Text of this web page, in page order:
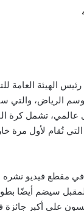
الهيئة العامة
الرياض، والتي
عالمي، تشمل كرة
تُقام لأول مرة
مقطع فيديو
على أكبر جائزة